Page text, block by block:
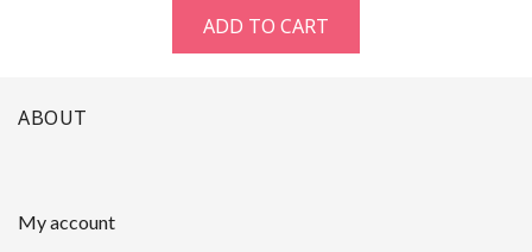
ADD TO CART
ABOUT
My account